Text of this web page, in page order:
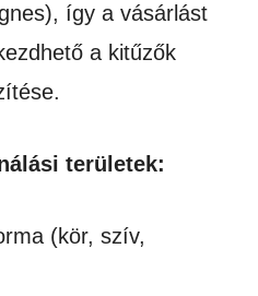
így a vásárlást
a kitűzők
területek:
(kör, szív,